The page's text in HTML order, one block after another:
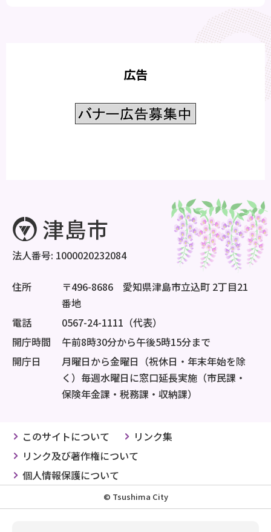
広告
法人番号: 1000020232084
住所
〒496-8686 愛知県津島市立込町 2丁目21
番地
電話
0567-24-1111（代表）
開庁時間
午前8時30分から午後5時15分まで
開庁日
月曜日から金曜日（祝休日・年末年始を除
く）毎週水曜日に窓口延長実施（市民課・
保険年金課・税務課・収納課）
このサイトについて
リンク集
リンク及び著作権について
個人情報保護について
© Tsushima City